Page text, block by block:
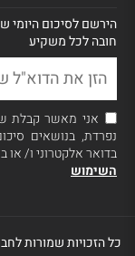
הירשם לסיכום היומי
חובה לכל משקיע
אני מאשר קבלת
נפרדת, בנושאים
בדואר אלקטרוני ו/ או
השימוש
כל הזכויות שמורות